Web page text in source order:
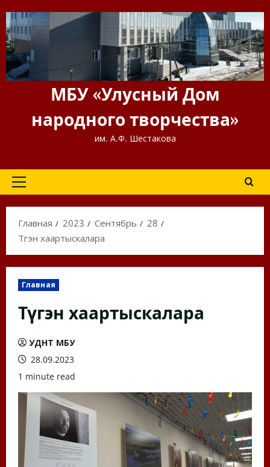
содержимому
МБУ «Улусный Дом
народного творчества»
им. А.Ф. Шестакова
Основное
Главная
2023 Сентябрь
28
Түгэн хаартыскалара
Главная
Түгэн хаартыскалара
УДНТ МБУ
28.09.2023
1 minute read